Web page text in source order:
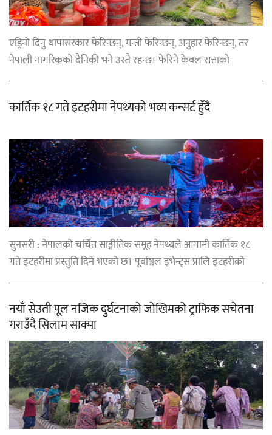
एड्रिनो दिनु थापासरकार फेरिन्छन्, मन्त्री फेरिन्छन्, अनुहार फेरिन्छन्, तर
नेपाली नागरिकको दैनिकी भने उस्तै रहन्छ। फेरिने केवल सत्ताको
कार्तिक १८ गते इटहरीमा नेपथ्यको भव्य कन्सर्ट हुँदै
सुनसरी : नेपालको चर्चित साङ्गीतिक समूह नेपथ्यले आगामी कार्तिक १८
गते इटहरीमा प्रस्तुति दिने भएको छ। पूर्वाञ्चल इभेन्ट्स प्रालि इटहरीको
नयाँ सेउती पूल नजिक दुर्घटनाको जोखिमको ट्राफिक सचेतना
गराउँदै सिलाम साक्मा